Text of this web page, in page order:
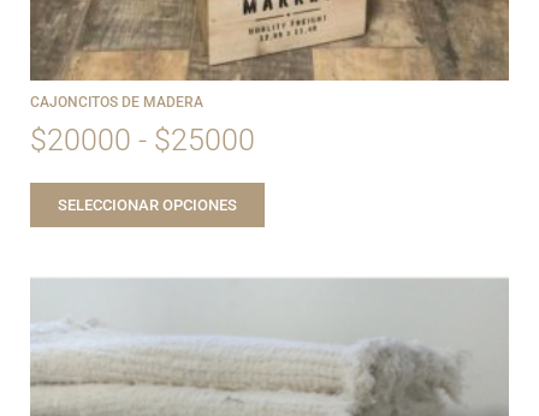
CAJONCITOS DE MADERA
$20000 - $25000
SELECCIONAR OPCIONES